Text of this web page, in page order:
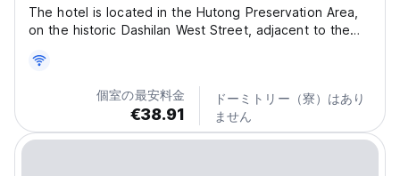
The hotel is located in the Hutong Preservation Area,
on the historic Dashilan West Street, adjacent to the
traditional Chinese crosstalk, you can visit the
Deyunshe on this street, along with century-old...
個室の最安料金
€38.91
ドーミトリー（寮）はあり
ません